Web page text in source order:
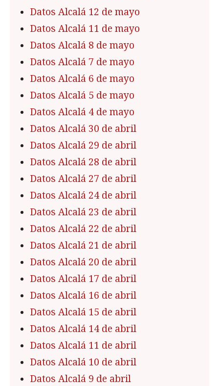
Datos Alcalá 12 de mayo
Datos Alcalá 11 de mayo
Datos Alcalá 8 de mayo
Datos Alcalá 7 de mayo
Datos Alcalá 6 de mayo
Datos Alcalá 5 de mayo
Datos Alcalá 4 de mayo
Datos Alcalá 30 de abril
Datos Alcalá 29 de abril
Datos Alcalá 28 de abril
Datos Alcalá 27 de abril
Datos Alcalá 24 de abril
Datos Alcalá 23 de abril
Datos Alcalá 22 de abril
Datos Alcalá 21 de abril
Datos Alcalá 20 de abril
Datos Alcalá 17 de abril
Datos Alcalá 16 de abril
Datos Alcalá 15 de abril
Datos Alcalá 14 de abril
Datos Alcalá 11 de abril
Datos Alcalá 10 de abril
Datos Alcalá 9 de abril